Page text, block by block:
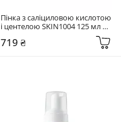
Пінка з саліциловою кислотою
і центелою SKIN1004 125 мл
Madagascar Centella Tea-Trica
Bha Foam
719 ₴